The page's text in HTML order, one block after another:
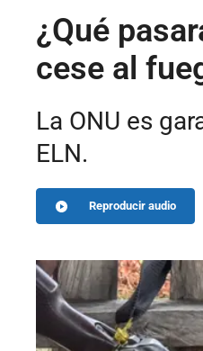
¿Qué
cese al
La ONU es
ELN.
Reproducir audio